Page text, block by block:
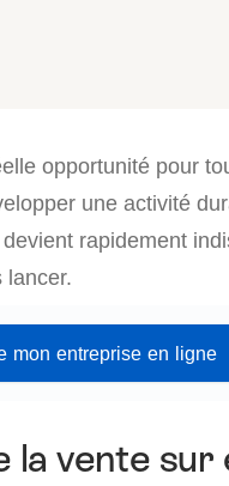
opportunité pour
une activité
rapidement
lancer.
mon entreprise en ligne
vente sur